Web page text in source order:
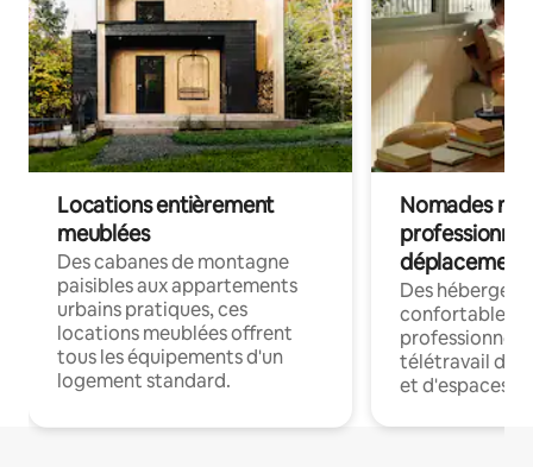
Locations entièrement
meublées
Des cabanes de montagne
paisibles aux appartements
urbains pratiques, ces
locations meublées offrent
tous les équipements d'un
logement standard.
Nomades
déplacement
Des
confortables
professionnels
télétravail
et d'espaces